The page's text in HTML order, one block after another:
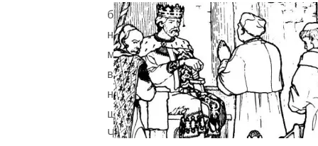
бы
не
мохнатый,
вечно
неугомонный
щенок
Чинк.